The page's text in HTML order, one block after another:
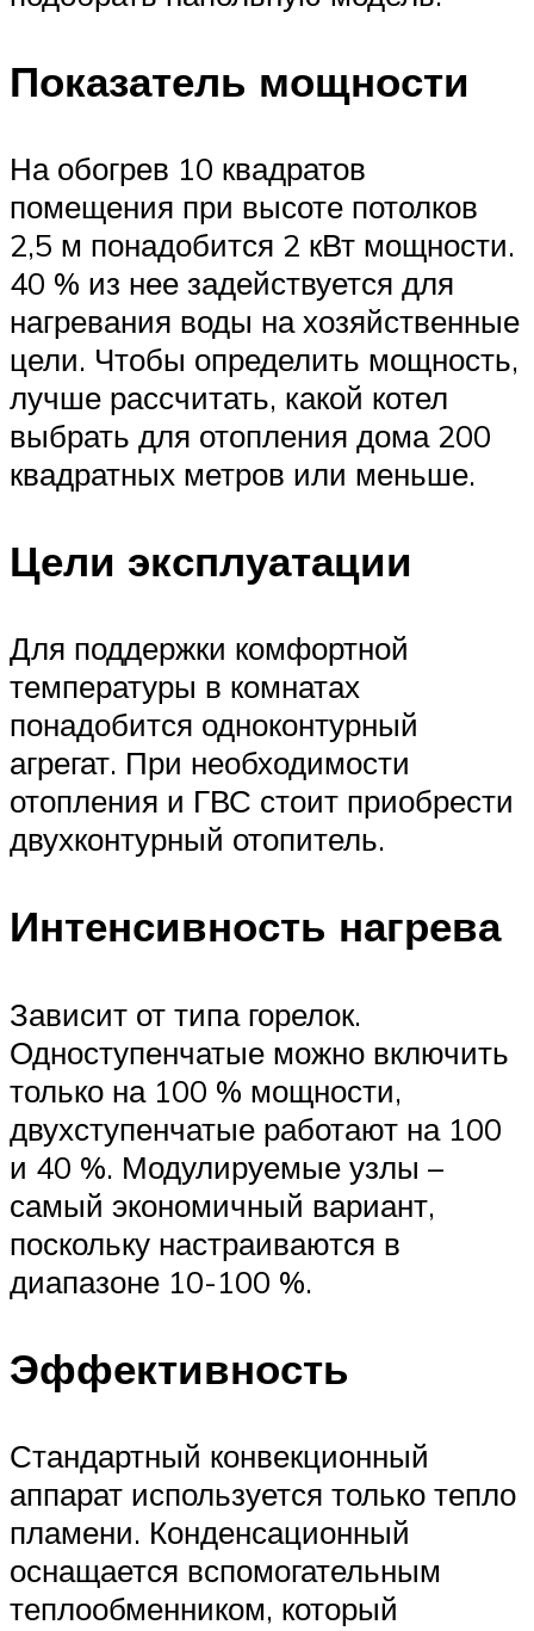
Показатель мощности
На обогрев 10 квадратов
помещения при высоте потолков
2,5 м понадобится 2 кВт мощности.
40 % из нее задействуется для
нагревания воды на хозяйственные
цели. Чтобы определить мощность,
лучше рассчитать, какой котел
выбрать для отопления дома 200
квадратных метров или меньше.
Цели эксплуатации
Для поддержки комфортной
температуры в комнатах
понадобится одноконтурный
агрегат. При необходимости
отопления и ГВС стоит приобрести
двухконтурный отопитель.
Интенсивность нагрева
Зависит от типа горелок.
Одноступенчатые можно включить
только на 100 % мощности,
двухступенчатые работают на 100
и 40 %. Модулируемые узлы –
самый экономичный вариант,
поскольку настраиваются в
диапазоне 10-100 %.
Эффективность
Стандартный конвекционный
аппарат используется только тепло
пламени. Конденсационный
оснащается вспомогательным
теплообменником, который